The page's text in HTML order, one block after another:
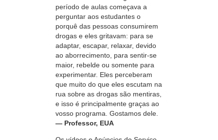
período de aulas começava a
perguntar aos estudantes o
porquê das pessoas consumirem
drogas e eles gritavam: para se
adaptar, escapar, relaxar, devido
ao aborrecimento, para sentir‑se
maior, rebelde ou somente para
experimentar. Eles perceberam
que muito do que eles escutam na
rua sobre as drogas são mentiras,
e isso é principalmente graças ao
vosso programa. Gostamos dele.
— Professor, EUA